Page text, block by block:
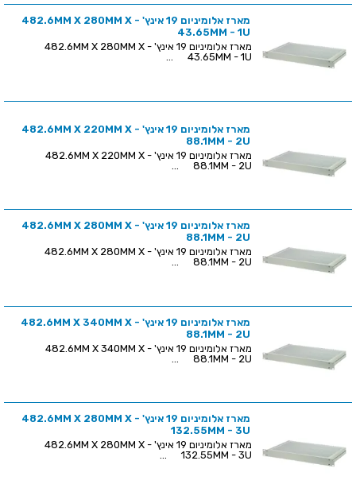
מארז אלומיניום 19 אינץ' - 482.6MM X 280MM X
43.65MM - 1U
מארז אלומיניום 19 אינץ' - 482.6MM X 280MM X
43.65MM - 1U ...
מארז אלומיניום 19 אינץ' - 482.6MM X 220MM X
88.1MM - 2U
מארז אלומיניום 19 אינץ' - 482.6MM X 220MM X
88.1MM - 2U ...
מארז אלומיניום 19 אינץ' - 482.6MM X 280MM X
88.1MM - 2U
מארז אלומיניום 19 אינץ' - 482.6MM X 280MM X
88.1MM - 2U ...
מארז אלומיניום 19 אינץ' - 482.6MM X 340MM X
88.1MM - 2U
מארז אלומיניום 19 אינץ' - 482.6MM X 340MM X
88.1MM - 2U ...
מארז אלומיניום 19 אינץ' - 482.6MM X 280MM X
132.55MM - 3U
מארז אלומיניום 19 אינץ' - 482.6MM X 280MM X
132.55MM - 3U ...